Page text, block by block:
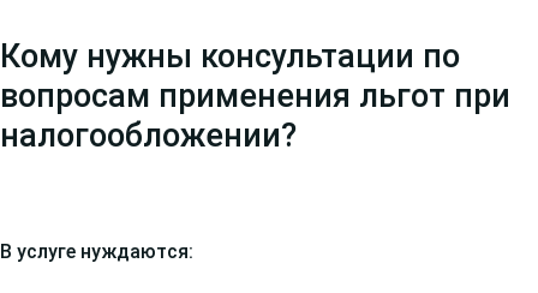
Кому нужны консультации по
вопросам применения льгот при
налогообложении?
В услуге нуждаются: